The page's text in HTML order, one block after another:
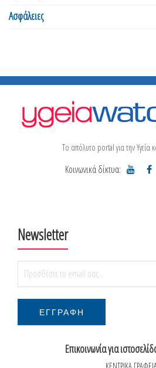
Ασφάλειες
Το απόλυτο portal για την Υγεία
Κοινωνικά δίκτυα:
Newsletter
Επικοινωνία για